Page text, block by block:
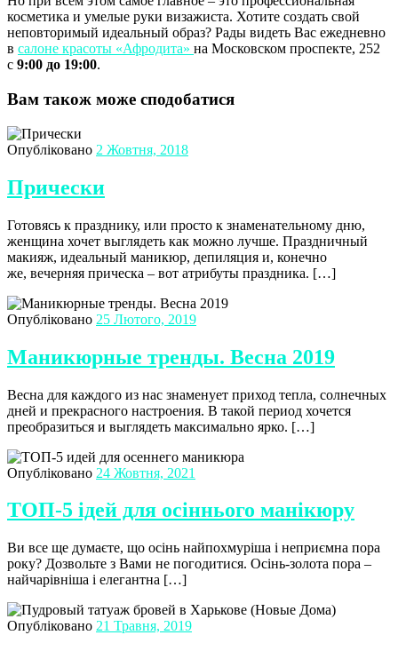
косметика и умелые руки визажиста. Хотите создать свой
неповторимый идеальный образ? Рады видеть Вас ежедневно
в салоне красоты «Афродита» на Московском проспекте, 252
с 9:00 до 19:00.
Вам також може сподобатися
Опубліковано 2 Жовтня, 2018
Прически
Готовясь к празднику, или просто к знаменательному дню,
женщина хочет выглядеть как можно лучше. Праздничный
макияж, идеальный маникюр, депиляция и, конечно
же, вечерняя прическа – вот атрибуты праздника. […]
Опубліковано 25 Лютого, 2019
Маникюрные тренды. Весна 2019
Весна для каждого из нас знаменует приход тепла, солнечных
дней и прекрасного настроения. В такой период хочется
преобразиться и выглядеть максимально ярко. […]
Опубліковано 24 Жовтня, 2021
ТОП-5 ідей для осіннього манікюру
Ви все ще думаєте, що осінь найпохмуріша і неприємна пора
року? Дозвольте з Вами не погодитися. Осінь-золота пора –
найчарівніша і елегантна […]
Опубліковано 21 Травня, 2019